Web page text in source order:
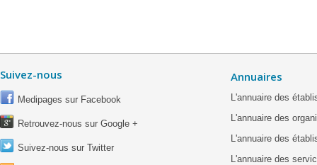
Suivez-nous
Medipages sur Facebook
Retrouvez-nous sur Google +
Suivez-nous sur Twitter
Annuaires
L'annuaire des
L'annuaire des
L'annuaire des
L'annuaire des